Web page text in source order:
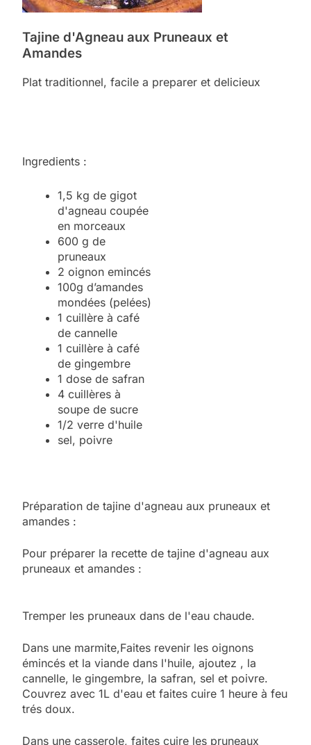
Tajine d'Agneau aux Pruneaux et
Amandes
Plat traditionnel, facile a preparer et delicieux
Ingredients :
1,5 kg de gigot
d'agneau coupée
en morceaux
600 g de
pruneaux
2 oignon emincés
100g d’amandes
mondées (pelées)
1 cuillère à café
de cannelle
1 cuillère à café
de gingembre
1 dose de safran
4 cuillères à
soupe de sucre
1/2 verre d'huile
sel, poivre
Préparation de tajine d'agneau aux pruneaux et
amandes :
Pour préparer la recette de tajine d'agneau aux
pruneaux et amandes :
Tremper les pruneaux dans de l'eau chaude.
Dans une marmite,Faites revenir les oignons
émincés et la viande dans l'huile, ajoutez , la
cannelle, le gingembre, la safran, sel et poivre.
Couvrez avec 1L d'eau et faites cuire 1 heure à feu
trés doux.
Dans une casserole, faites cuire les pruneaux